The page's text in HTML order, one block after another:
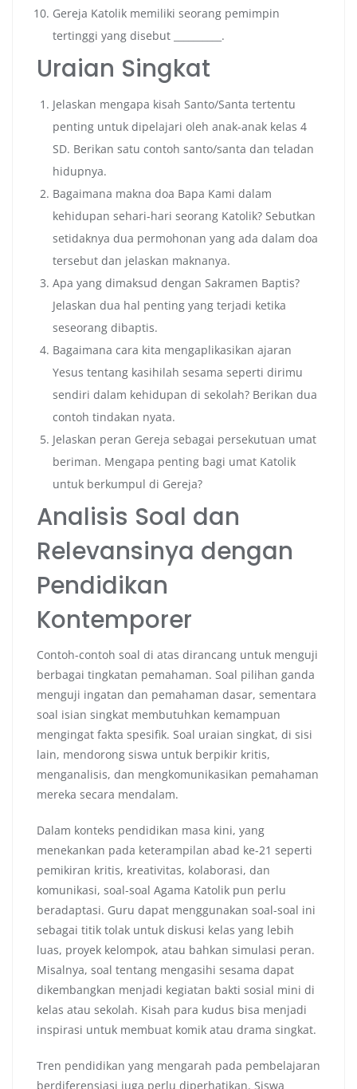
Gereja Katolik memiliki seorang pemimpin
tertinggi yang disebut __________.
Uraian Singkat
Jelaskan mengapa kisah Santo/Santa tertentu
penting untuk dipelajari oleh anak-anak kelas 4
SD. Berikan satu contoh santo/santa dan teladan
hidupnya.
Bagaimana makna doa Bapa Kami dalam
kehidupan sehari-hari seorang Katolik? Sebutkan
setidaknya dua permohonan yang ada dalam doa
tersebut dan jelaskan maknanya.
Apa yang dimaksud dengan Sakramen Baptis?
Jelaskan dua hal penting yang terjadi ketika
seseorang dibaptis.
Bagaimana cara kita mengaplikasikan ajaran
Yesus tentang kasihilah sesama seperti dirimu
sendiri dalam kehidupan di sekolah? Berikan dua
contoh tindakan nyata.
Jelaskan peran Gereja sebagai persekutuan umat
beriman. Mengapa penting bagi umat Katolik
untuk berkumpul di Gereja?
Analisis Soal dan
Relevansinya dengan
Pendidikan
Kontemporer
Contoh-contoh soal di atas dirancang untuk menguji
berbagai tingkatan pemahaman. Soal pilihan ganda
menguji ingatan dan pemahaman dasar, sementara
soal isian singkat membutuhkan kemampuan
mengingat fakta spesifik. Soal uraian singkat, di sisi
lain, mendorong siswa untuk berpikir kritis,
menganalisis, dan mengkomunikasikan pemahaman
mereka secara mendalam.
Dalam konteks pendidikan masa kini, yang
menekankan pada keterampilan abad ke-21 seperti
pemikiran kritis, kreativitas, kolaborasi, dan
komunikasi, soal-soal Agama Katolik pun perlu
beradaptasi. Guru dapat menggunakan soal-soal ini
sebagai titik tolak untuk diskusi kelas yang lebih
luas, proyek kelompok, atau bahkan simulasi peran.
Misalnya, soal tentang mengasihi sesama dapat
dikembangkan menjadi kegiatan bakti sosial mini di
kelas atau sekolah. Kisah para kudus bisa menjadi
inspirasi untuk membuat komik atau drama singkat.
Tren pendidikan yang mengarah pada pembelajaran
berdiferensiasi juga perlu diperhatikan. Siswa